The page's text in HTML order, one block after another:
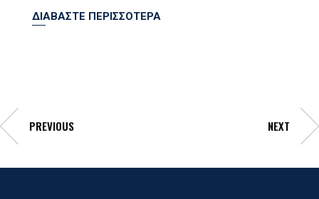
ΔΙΑΒΑΣΤΕ ΠΕΡΙΣΣΟΤΕΡΑ
PREVIOUS NEXT